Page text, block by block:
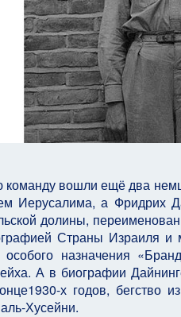
вошли ещё два
Иерусалима, а Фридрих
долины,
Страны Израиля
назначения
А в биографии
х годов,
Хусейни.